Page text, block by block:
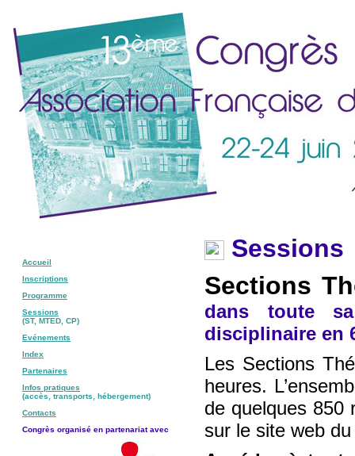
Accueil
Inscriptions
Programme
Sessions
(ST, MTED, CP)
Evénements
Index
Partenaires
Infos pratiques
(accès, transports, hébergement)
Contacts
Congrès organisé en partenariat avec
Sessions
Sections
dans toute
disciplinaire en
Les Sections
heures.
de quelques 850
sur le site web